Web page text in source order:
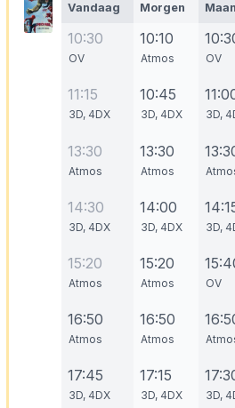
Vandaag Morgen
10:30
OV
11:15
3D, 4DX
13:30
Atmos
14:30
3D, 4DX
15:20
Atmos
16:50
Atmos
17:45
3D, 4DX
10:10
Atmos
10:45
3D, 4DX
13:30
Atmos
14:00
3D, 4DX
15:20
Atmos
16:50
Atmos
17:15
3D, 4DX
OV
3D,
3D,
OV
3D,